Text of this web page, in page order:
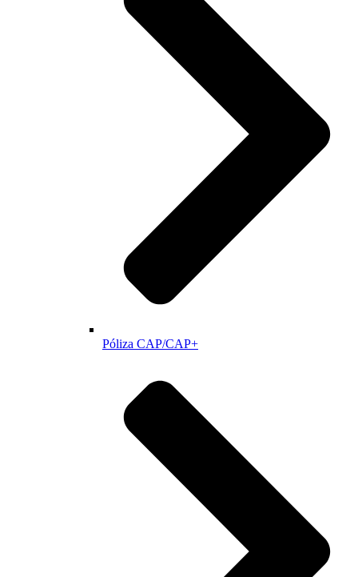
Póliza CAP/CAP+